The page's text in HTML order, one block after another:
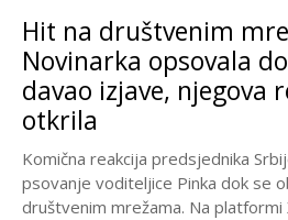
Hit na društvenim
Novinarka opsovala
davao izjave, njegova
otkrila
Komična reakcija predsjednika
psovanje voditeljice Pinka dok se
društvenim mrežama. Na platformi